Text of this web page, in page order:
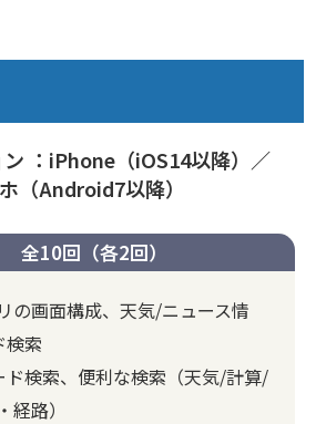
：iPhone（iOS14以降）／
（Android7以降）
全10回（各2回）
画面構成、天気/ニュース情
検索
検索、便利な検索（天気/計算/
路）